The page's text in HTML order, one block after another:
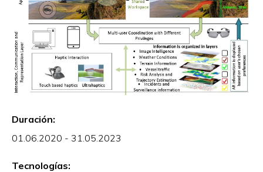
Duración:
01.06.2020 - 31.05.2023
Tecnologías: